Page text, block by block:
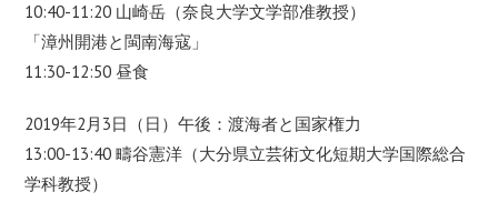
10:40-11:20 山崎岳（奈良大学文学部准教授）
「漳州開港と閩南海寇」
11:30-12:50 昼食
2019年2月3日（日）午後：渡海者と国家権力
13:00-13:40 疇谷憲洋（大分県立芸術文化短期大学国際総合
学科教授）